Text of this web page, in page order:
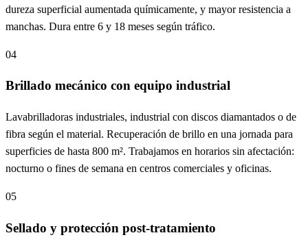
dureza superficial aumentada químicamente, y mayor resistencia a
manchas. Dura entre 6 y 18 meses según tráfico.
04
Brillado mecánico con equipo industrial
Lavabrilladoras industriales, industrial con discos diamantados o de
fibra según el material. Recuperación de brillo en una jornada para
superficies de hasta 800 m². Trabajamos en horarios sin afectación:
nocturno o fines de semana en centros comerciales y oficinas.
05
Sellado y protección post-tratamiento